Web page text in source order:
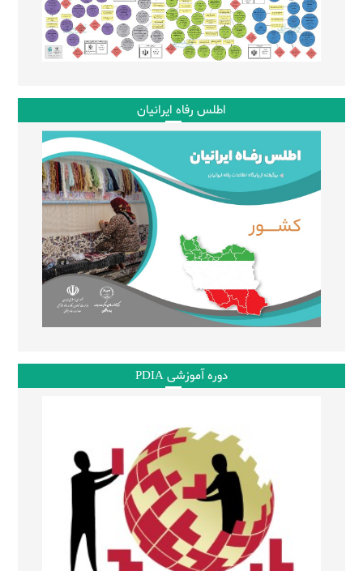
اطلس رفاه ایرانیان
دوره آموزشی PDIA